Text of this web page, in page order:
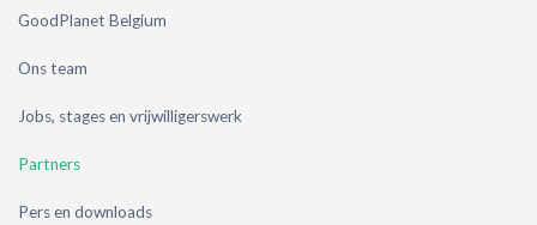
GoodPlanet Belgium
Ons team
Jobs, stages en vrijwilligerswerk
Partners
Pers en downloads